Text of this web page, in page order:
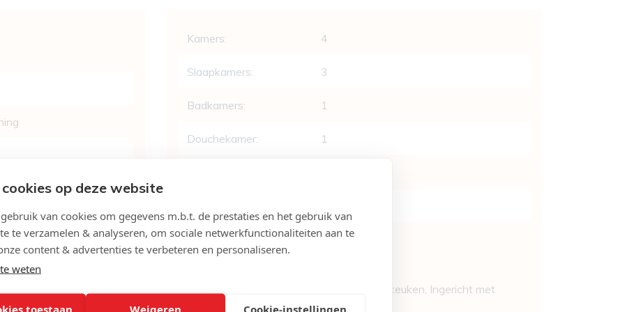
Indeling
Kamers: 4
Slaapkamers: 3
Badkamers: 1
Douchekamer: 1
Woonkamer: Ja
, Half-open keuken, Ingericht met
toestellen
op deze website
van cookies om gegevens m.b.t. de prestaties en het gebruik van
te verzamelen & analyseren, om sociale netwerkfunctionaliteiten aan te
content & advertenties te verbeteren en personaliseren.
weten
toestaan Weigeren Cookie-instellingen